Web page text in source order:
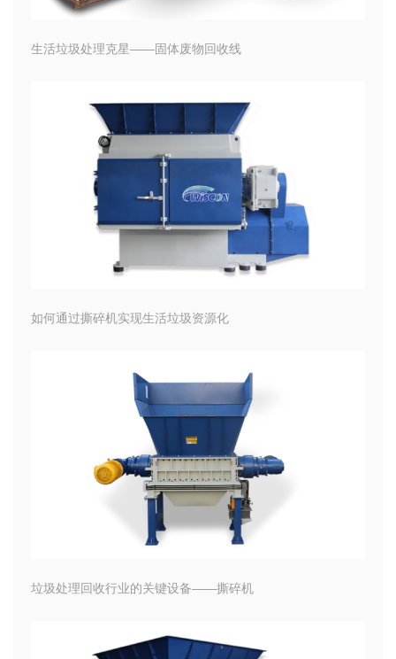
生活垃圾处理克星——固体废物回收线
如何通过撕碎机实现生活垃圾资源化
垃圾处理回收行业的关键设备——撕碎机